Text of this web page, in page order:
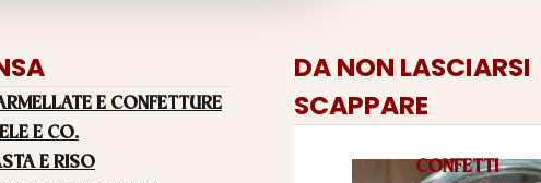
E CONFETTURE
E CO.
E RISO
DA NON LASCIARSI
SCAPPARE
CONFETTI